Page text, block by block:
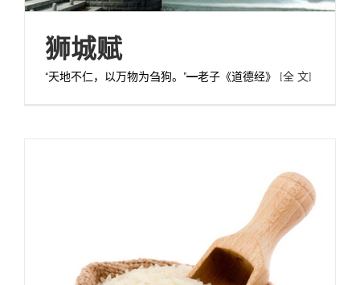
狮城赋
“天地不仁，以万物为刍狗。”━老子《道德经》 [全 文]